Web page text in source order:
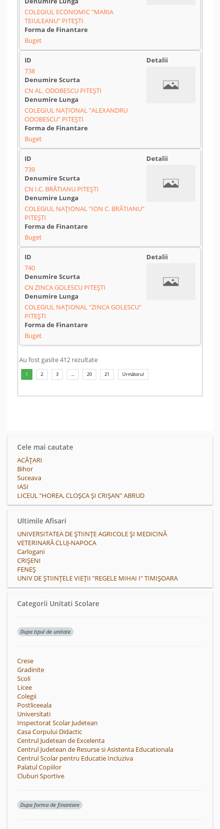
COLEGIUL ECONOMIC "MARIA
TEIULEANU" PITEȘTI
Buget
738
CN AL. ODOBESCU PITEȘTI
COLEGIUL NAȚIONAL "ALEXANDRU
ODOBESCU" PITEȘTI
Buget
739
CN I.C. BRĂTIANU PITEȘTI
COLEGIUL NAȚIONAL "ION C. BRĂTIANU"
PITEȘTI
Buget
740
CN ZINCA GOLESCU PITEȘTI
COLEGIUL NAȚIONAL "ZINCA GOLESCU"
PITEȘTI
Buget
Au fost gasite 412 rezultate
1 2 3 ... 20 21 Următorul
Cele mai cautate
ACĂŢARI
Bihor
Suceava
IASI
LICEUL "HOREA, CLOȘCA ȘI CRIȘAN" ABRUD
Ultimile Afisari
UNIVERSITATEA DE ȘTIINȚE AGRICOLE ȘI MEDICINĂ
VETERINARĂ CLUJ-NAPOCA
Carlogani
CRIŞENI
FENEŞ
UNIV DE ȘTIINȚELE VIEȚII "REGELE MIHAI I" TIMIȘOARA
Categorii Unitati Scolare
Dupa tipul de unitate
Crese
Gradinite
Scoli
Licee
Colegii
Postliceeala
Universitati
Inspectorat Scolar Judetean
Casa Corpului Didactic
Centrul Judetean de Excelenta
Centrul Judetean de Resurse si Asistenta Educationala
Centrul Scolar pentru Educatie Incluziva
Palatul Copiilor
Cluburi Sportive
Dupa forma de finantare